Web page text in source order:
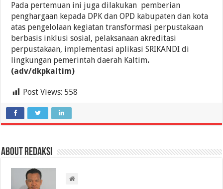
Pada pertemuan ini juga dilakukan pemberian
penghargaan kepada DPK dan OPD kabupaten dan kota
atas pengelolaan kegiatan transformasi perpustakaan
berbasis inklusi sosial, pelaksanaan akreditasi
perpustakaan, implementasi aplikasi SRIKANDI di
lingkungan pemerintah daerah Kaltim.
(adv/dkpkaltim)
Post Views: 558
About Redaksi